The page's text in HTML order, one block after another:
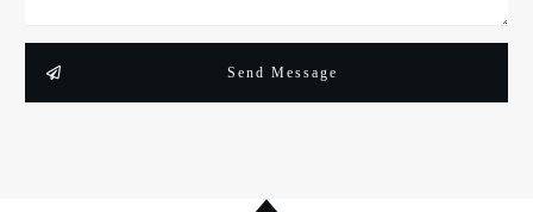
Send Message